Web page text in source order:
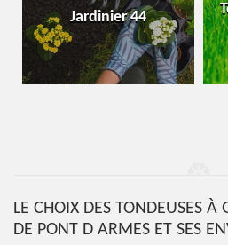
Jardinier 44
LE CHOIX DES TONDEUSES À
DE PONT D ARMES ET SES